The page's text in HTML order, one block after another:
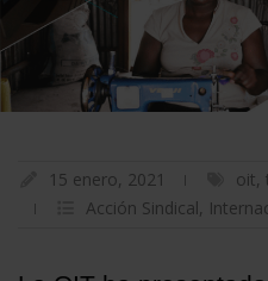
15 enero, 2021 oit,
Acción Sindical,